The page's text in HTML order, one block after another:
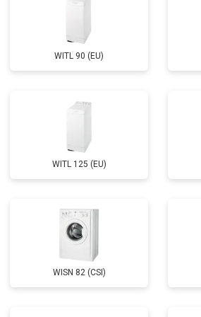
WITL 90 (EU)
WITL 125 (EU)
WISN 82 (CSI)